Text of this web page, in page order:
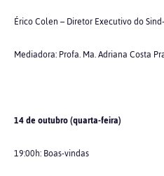
Érico Colen – Diretor Executivo do
Mediadora: Profa. Ma. Adriana Costa
14 de outubro (quarta-feira)
19:00h: Boas-vindas